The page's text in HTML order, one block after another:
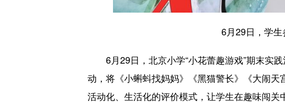
6月29日，学生
6月29日，北京小学“小花蕾趣游戏”期末实践
动，将《小蝌蚪找妈妈》《黑猫警长》《大闹天
活动化、生活化的评价模式，让学生在趣味闯关